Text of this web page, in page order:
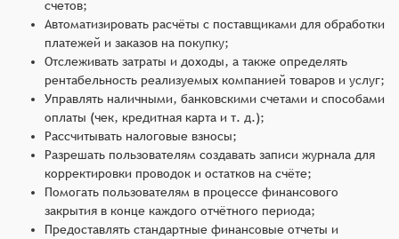
счетов;
Автоматизировать расчёты с поставщиками для обработки
платежей и заказов на покупку;
Отслеживать затраты и доходы, а также определять
рентабельность реализуемых компанией товаров и услуг;
Управлять наличными, банковскими счетами и способами
оплаты (чек, кредитная карта и т. д.);
Рассчитывать налоговые взносы;
Разрешать пользователям создавать записи журнала для
корректировки проводок и остатков на счёте;
Помогать пользователям в процессе финансового
закрытия в конце каждого отчётного периода;
Предоставлять стандартные финансовые отчеты и